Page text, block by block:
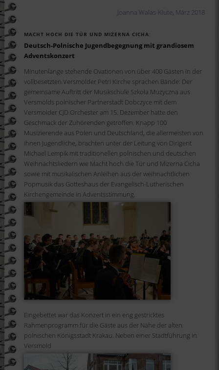
Joanna Walas-Klute, März 2018
MACHT HOCH DIE TÜR UND MIZERNA CICHA:
Deutsch-Polnische Jugendbegegnung mit grandiosem
Adventskonzert
Minutenlange stehende Ovationen von über 400 Gästen in der
vollbesetzten Versmolder Petri Kirche sprachen Bände: Der
gemeinsame Auftritt der Musikschule Szkoła Muzyczna aus
Versmolds polnischer Partnerstadt Dobczyce mit dem
Versmolder CJD Orchester am 15. Dezember hatte den
Geschmack der Zuhörenden getroffen. Knapp 100
Musizierende aus Polen und Deutschland, die allermeisten von
ihnen Jugendliche, brachten unter der Leitung von Dirigent
Michael Lempik mit traditionellen polnischen und deutschen
Weihnachtsliedern wie Macht hoch die Tür und Mizerna Cicha
sowie mit musikalischen Anleihen aus der weihnachtlichen
Popmusik das Gotteshaus der Evangelisch-Lutherischen
Kirchengemeinde in Adventsstimmung.
Eingebettet war das Konzert in ein eng gestricktes
Rahmenprogramm für die Gäste aus der Nähe der alten
polnischen Königsstadt Krakau. Neben einer Stadtführung in
Versmold